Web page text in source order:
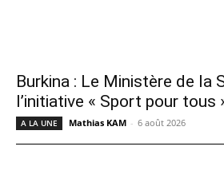
Burkina : Le Ministère de la
l’initiative « Sport pour tous
A LA UNE Mathias KAM - 6 août 2026